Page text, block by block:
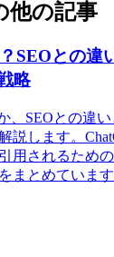
他の記事
SEOとの違
略
、SEOとの違
説します。
用されるため
まとめています